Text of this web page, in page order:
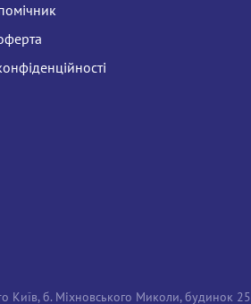
б. Міхновського Миколи, будинок 25